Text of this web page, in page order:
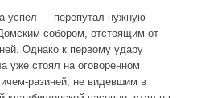
успел — перепутал нужную
собором, отстоящим от
Однако к первому удару
уже стоял на оговоренном
разиней, не видевшим в